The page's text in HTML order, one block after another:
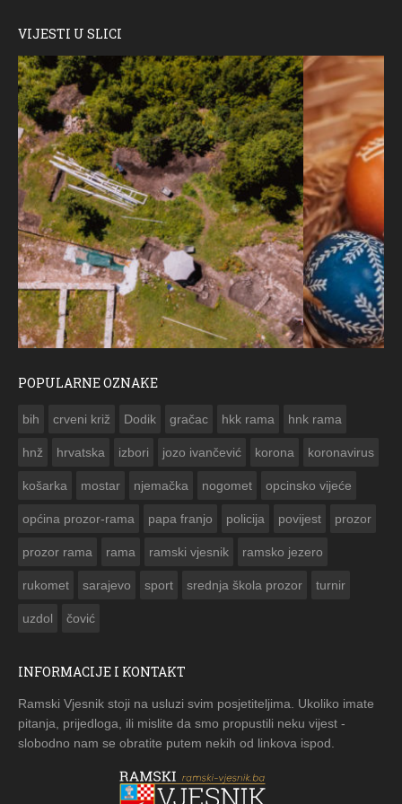
VIJESTI U SLICI
POPULARNE OZNAKE
bih crveni križ Dodik gračac hkk rama hnk rama
hnž hrvatska izbori jozo ivančević korona koronavirus
košarka mostar njemačka nogomet opcinsko vijeće
općina prozor-rama papa franjo policija povijest prozor
prozor rama rama ramski vjesnik ramsko jezero
rukomet sarajevo sport srednja škola prozor turnir
uzdol čović
INFORMACIJE I KONTAKT
Ramski Vjesnik stoji na usluzi svim posjetiteljima. Ukoliko imate
pitanja, prijedloga, ili mislite da smo propustili neku vijest -
slobodno nam se obratite putem nekih od linkova ispod.